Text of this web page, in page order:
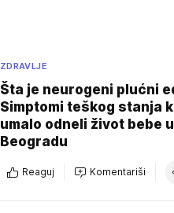
ZDRAVLJE
Šta je neurogeni plućni
Simptomi teškog stanja
umalo odneli život bebe u
Beogradu
Reaguj Komentariši